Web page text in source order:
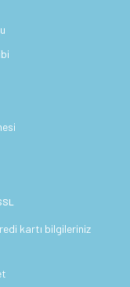
kartı bilgileriniz